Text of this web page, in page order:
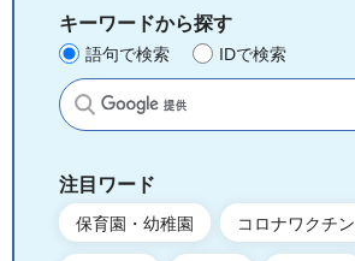
キーワードから探す
語句で検索 IDで検索
サイト内検索
注目ワード
保育園・幼稚園 コロナワクチン